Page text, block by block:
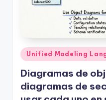
Publicado
en
Unified Modeling
Diagramas de
diagramas de